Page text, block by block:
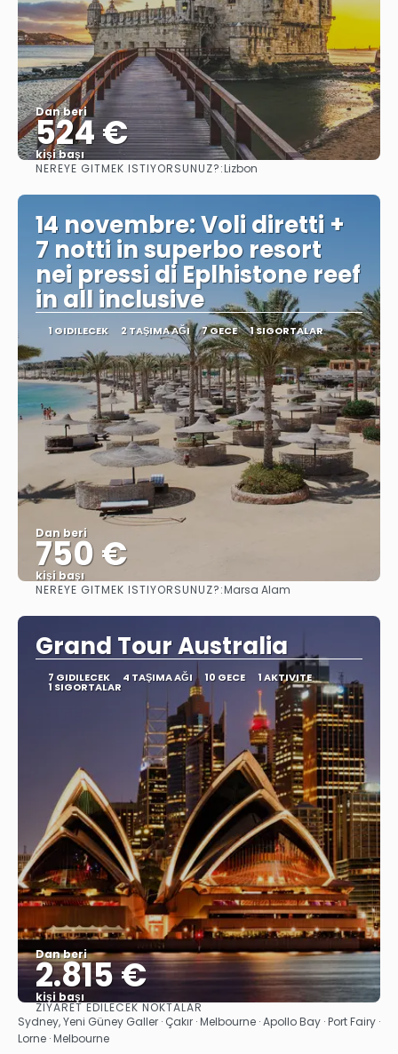
Dan beri
524 €
kişi başı
Görüntüle
NEREYE GITMEK ISTIYORSUNUZ?:Lizbon
14 novembre: Voli diretti +
7 notti in superbo resort
nei pressi di Eplhistone reef
in all inclusive
1 GIDILECEK 2 TAŞIMA AĞI 7 GECE 1 SIGORTALAR
Dan beri
750 €
kişi başı
Görüntüle
NEREYE GITMEK ISTIYORSUNUZ?:Marsa Alam
Grand Tour Australia
7 GIDILECEK 4 TAŞIMA AĞI 10 GECE 1 AKTIVITE
1 SIGORTALAR
Dan beri
2.815 €
kişi başı
Görüntüle
ZIYARET EDILECEK NOKTALAR
Sydney, Yeni Güney Galler · Çakır · Melbourne · Apollo Bay · Port Fairy ·
Lorne · Melbourne